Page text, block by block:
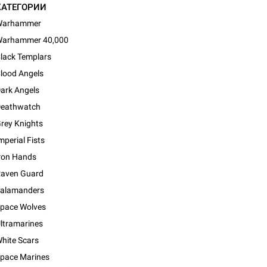
40,000
Templars
Angels
Angels
Knights
Fists
Hands
Guard
Wolves
Scars
Marines